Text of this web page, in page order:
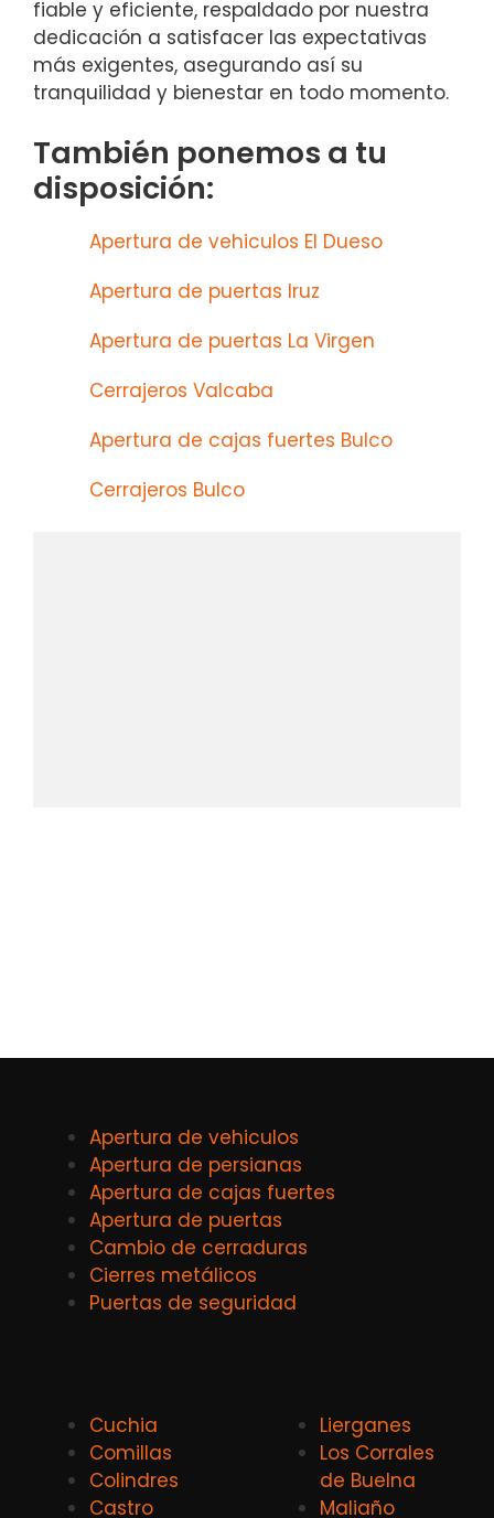
fiable y eficiente, respaldado por nuestra
dedicación a satisfacer las expectativas
más exigentes, asegurando así su
tranquilidad y bienestar en todo momento.
También ponemos a tu
disposición:
Apertura de vehiculos El Dueso
Apertura de puertas Iruz
Apertura de puertas La Virgen
Cerrajeros Valcaba
Apertura de cajas fuertes Bulco
Cerrajeros Bulco
Apertura de vehiculos
Apertura de persianas
Apertura de cajas fuertes
Apertura de puertas
Cambio de cerraduras
Cierres metálicos
Puertas de seguridad
Cuchia
Comillas
Colindres
Castro
Lierganes
Los Corrales
de Buelna
Maliaño